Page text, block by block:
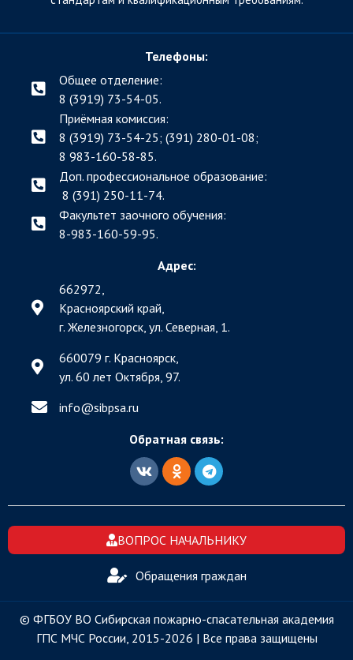
Телефоны:
Общее отделение:
8 (3919) 73-54-05.
Приёмная комиссия:
8 (3919) 73-54-25; (391) 280-01-08;
8 983-160-58-85.
Доп. профессиональное образование:
8 (391) 250-11-74.
Факультет заочного обучения:
8-983-160-59-95.
Адрес:
662972,
Красноярский край,
г. Железногорск, ул. Северная, 1.
660079 г. Красноярск,
ул. 60 лет Октября, 97.
info@sibpsa.ru
Обратная связь:
ВОПРОС НАЧАЛЬНИКУ
Обращения граждан
© ФГБОУ ВО Сибирская пожарно-спасательная академия
ГПС МЧС России, 2015-2026 | Все права защищены